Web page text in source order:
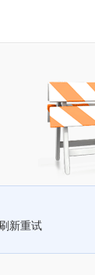
新重试